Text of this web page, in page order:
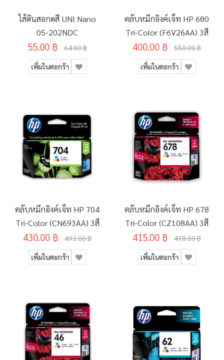
ไส้ดินสอกดสี UNI Nano
05-202NDC
55.00 ฿ 64.00 ฿
เพิ่มในตะกร้า
ตลับหมึกอิงค์เจ็ท HP 680
Tri-Color (F6V26AA) 3สี
400.00 ฿ 550.00 ฿
เพิ่มในตะกร้า
ตลับหมึกอิงค์เจ็ท HP 704
Tri-Color (CN693AA) 3สี
430.00 ฿ 492.00 ฿
เพิ่มในตะกร้า
ตลับหมึกอิงค์เจ็ท HP 678
Tri-Color (CZ108AA) 3สี
415.00 ฿ 478.00 ฿
เพิ่มในตะกร้า